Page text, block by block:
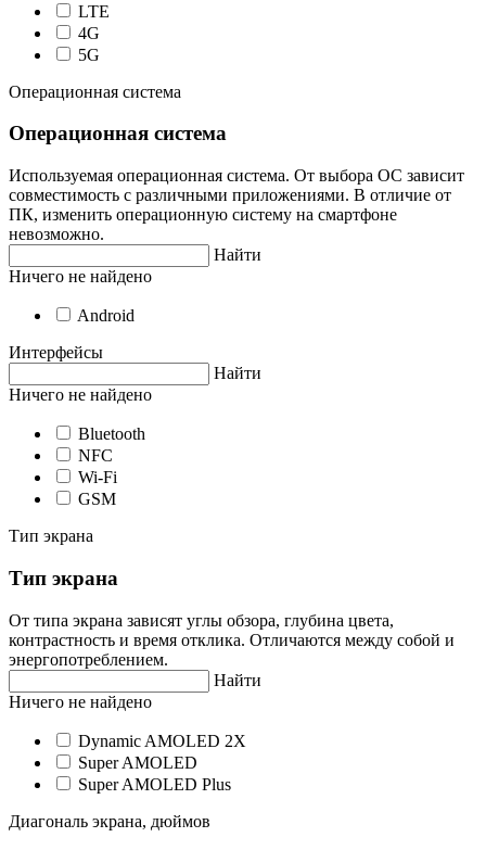
LTE
4G
5G
Операционная система
Операционная система
Используемая операционная система. От выбора ОС зависит
совместимость с различными приложениями. В отличие от
ПК, изменить операционную систему на смартфоне
невозможно.
Найти
Ничего не найдено
Android
Интерфейсы
Найти
Ничего не найдено
Bluetooth
NFC
Wi-Fi
GSM
Тип экрана
Тип экрана
От типа экрана зависят углы обзора, глубина цвета,
контрастность и время отклика. Отличаются между собой и
энергопотреблением.
Найти
Ничего не найдено
Dynamic AMOLED 2X
Super AMOLED
Super AMOLED Plus
Диагональ экрана, дюймов